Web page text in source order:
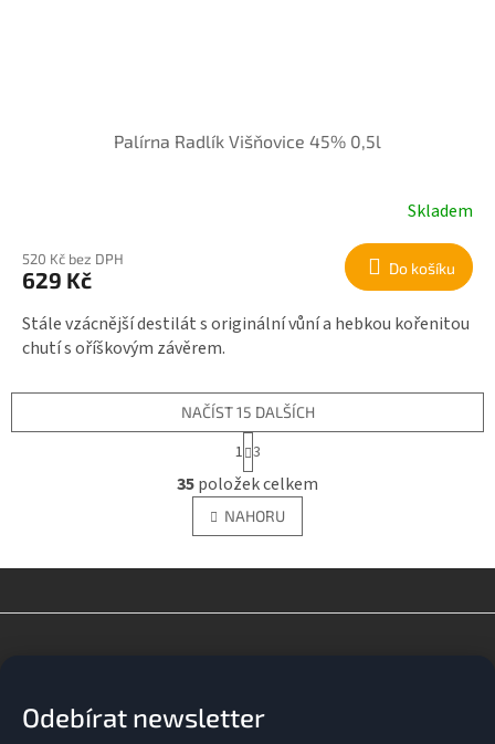
Palírna Radlík Višňovice 45% 0,5l
Skladem
520 Kč bez DPH
629 Kč Do košíku
Stále vzácnější destilát s originální vůní a hebkou kořenitou
chutí s oříškovým závěrem.
O
v
l
á
í
y
NAČÍST 15 DALŠÍCH
S
t
r
á
n
k
v
n
1 3
35položek celkem
NAHORU
Odebírat newsletter